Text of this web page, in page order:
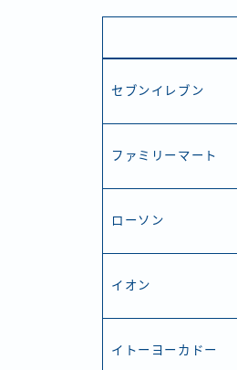
セブンイレブン
ファミリーマート
ローソン
イオン
イトーヨーカドー